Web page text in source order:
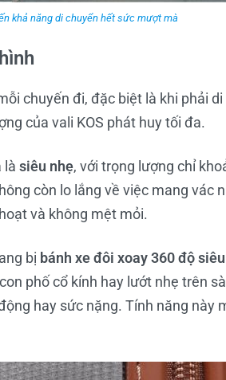
khả năng di chuyển hết sức mượt mà
chuyến đi, đặc biệt là khi phải
của vali KOS phát huy tối đa.
là siêu nhẹ, với trọng lượng chỉ
còn lo lắng về việc mang vác
và không mệt mỏi.
bị bánh xe đôi xoay 360 độ
phố cổ kính hay lướt nhẹ trên
hay sức nặng. Tính năng này